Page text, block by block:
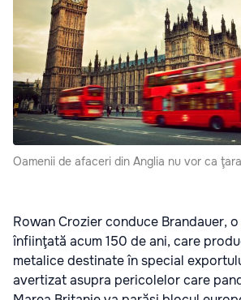
Oamenii de afaceri din Anglia nu vor ca
Rowan Crozier conduce Brandauer,
înfiinţată acum 150 de ani, care
metalice destinate în special
avertizat asupra pericolelor care